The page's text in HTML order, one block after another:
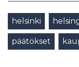
helsinki
päätökset